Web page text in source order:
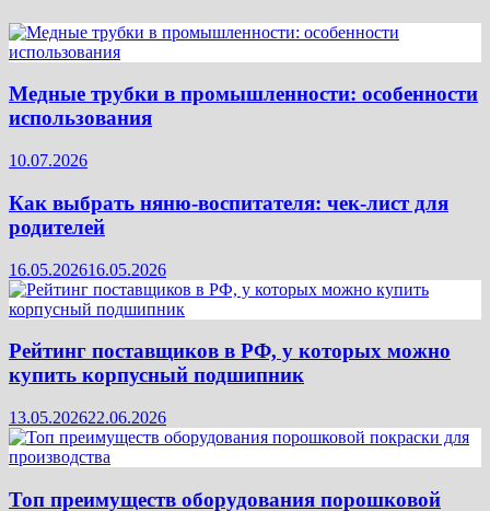
Медные трубки в промышленности: особенности
использования
10.07.2026
Как выбрать няню-воспитателя: чек‑лист для
родителей
16.05.202616.05.2026
Рейтинг поставщиков в РФ, у которых можно
купить корпусный подшипник
13.05.202622.06.2026
Топ преимуществ оборудования порошковой